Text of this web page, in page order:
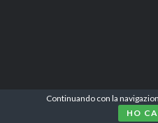
Continuando con la
HO